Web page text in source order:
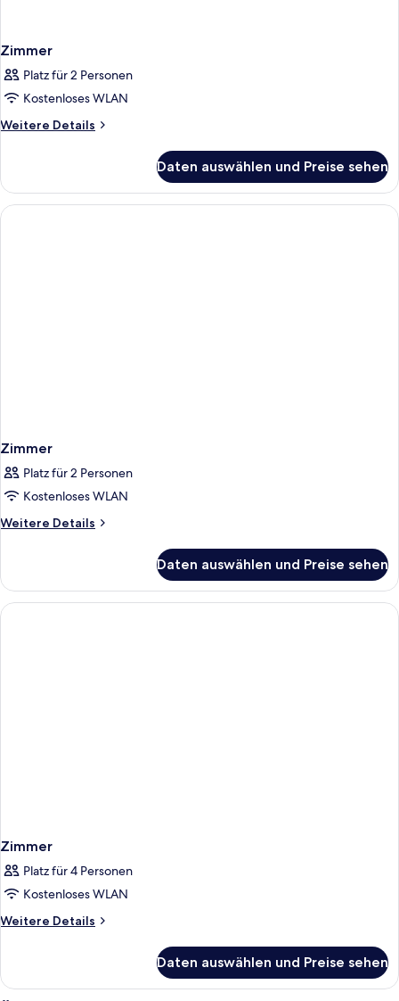
Zimmer
Platz für 2 Personen
Kostenloses WLAN
Weitere Details
Weitere
Daten auswählen und Preise sehen
Zimmer
Platz für 2 Personen
Kostenloses WLAN
Weitere Details
Weitere
Daten auswählen und Preise sehen
Zimmer
Platz für 4 Personen
Kostenloses WLAN
Weitere Details
Weitere
Daten auswählen und Preise sehen